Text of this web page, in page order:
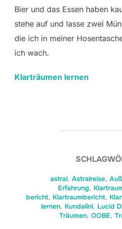
Bier und das Essen haben
stehe auf und lasse zwei
die ich in meiner
ich wach.
Klarträumen lernen
astral, Astralreise,
Erfahrung,
bericht, Klartraumbericht,
lernen, Kundalini, Lucid
Träumen, OOBE,